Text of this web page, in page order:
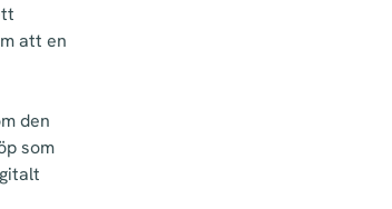
att en
den
som